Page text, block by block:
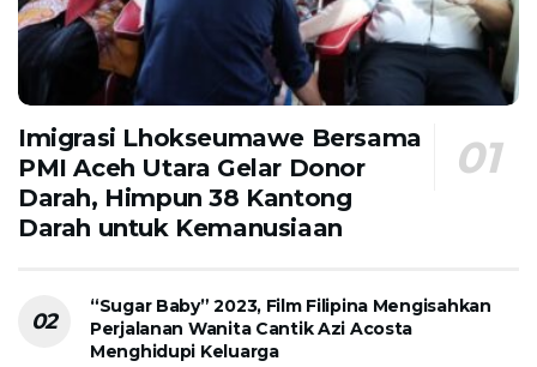
Imigrasi Lhokseumawe Bersama
PMI Aceh Utara Gelar Donor
Darah, Himpun 38 Kantong
Darah untuk Kemanusiaan
“Sugar Baby” 2023, Film Filipina Mengisahkan
Perjalanan Wanita Cantik Azi Acosta
Menghidupi Keluarga